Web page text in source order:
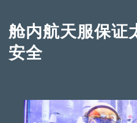
舱内航天服保证
安全